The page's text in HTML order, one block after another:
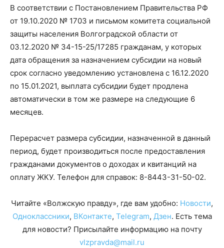
В соответствии с Постановлением Правительства РФ
от 19.10.2020 № 1703 и письмом комитета социальной
защиты населения Волгоградской области от
03.12.2020 № 34-15-25/17285 гражданам, у которых
дата обращения за назначением субсидии на новый
срок согласно уведомлению установлена с 16.12.2020
по 15.01.2021, выплата субсидии будет продлена
автоматически в том же размере на следующие 6
месяцев.
Перерасчет размера субсидии, назначенной в данный
период, будет производиться после предоставления
гражданами документов о доходах и квитанций на
оплату ЖКУ. Телефон для справок: 8-8443-31-50-02.
Читайте «Волжскую правду», где вам удобно: Новости,
Одноклассники, ВКонтакте, Telegram, Дзен. Есть тема
для новости? Присылайте информацию на почту
vlzpravda@mail.ru